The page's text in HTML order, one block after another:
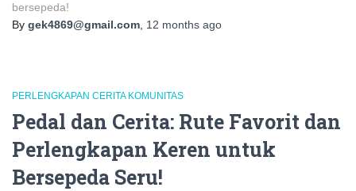
bersepeda!
By gek4869@gmail.com 12 months ago
PERLENGKAPAN CERITA KOMUNITAS
Pedal dan Cerita: Rute Favorit dan
Perlengkapan Keren untuk
Bersepeda Seru!